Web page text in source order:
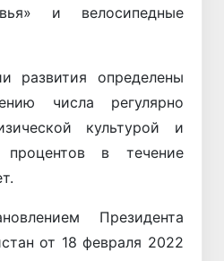
и велосипедные
развития определены
числа регулярно
культурой и
в течение
Президента
от 18 февраля 2022